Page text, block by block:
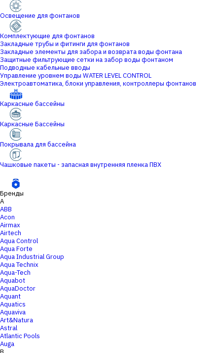
Освещение для фонтанов
Комплектующие для фонтанов
Закладные трубы и фитинги для фонтанов
Закладные элементы для забора и возврата воды фонтана
Защитные фильтрующие сетки на забор воды фонтаном
Подводные кабельные вводы
Управление уровнем воды WATER LEVEL CONTROL
Электроавтоматика, блоки управления, контроллеры фонтанов
Каркасные бассейны
Каркасные Бассейны
Покрывала для бассейна
Чашковые пакеты - запасная внутренняя пленка ПВХ
Бренды
A
ABB
Acon
Airmax
Airtech
Aqua Control
Aqua Forte
Aqua Industrial Group
Aqua Technix
Aqua-Tech
Aquabot
AquaDoctor
Aquant
Aquatics
Aquaviva
Art&Natura
Astral
Atlantic Pools
Auga